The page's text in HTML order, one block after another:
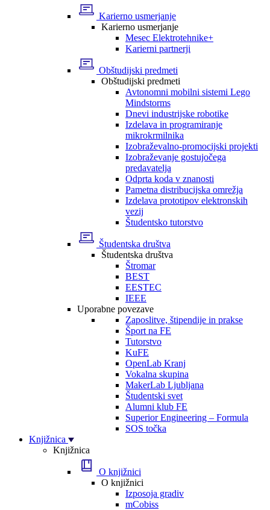
Karierno usmerjanje
Karierno usmerjanje
Mesec Elektrotehnike+
Karierni partnerji
Obštudijski predmeti
Obštudijski predmeti
Avtonomni mobilni sistemi Lego
Mindstorms
Dnevi industrijske robotike
Izdelava in programiranje
mikrokrmilnika
Izobraževalno-promocijski projekti
Izobraževanje gostujočega
predavatelja
Odprta koda v znanosti
Pametna distribucijska omrežja
Izdelava prototipov elektronskih
vezij
Študentsko tutorstvo
Študentska društva
Študentska društva
Štromar
BEST
EESTEC
IEEE
Uporabne povezave
Zaposlitve, štipendije in prakse
Šport na FE
Tutorstvo
KuFE
OpenLab Kranj
Vokalna skupina
MakerLab Ljubljana
Študentski svet
Alumni klub FE
Superior Engineering – Formula
SOS točka
Knjižnica
Knjižnica
O knjižnici
O knjižnici
Izposoja gradiv
mCobiss